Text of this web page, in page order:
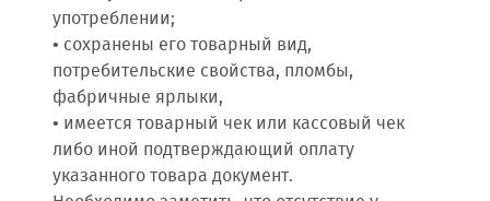
употреблении;
• сохранены его товарный вид,
потребительские свойства, пломбы,
фабричные ярлыки,
• имеется товарный чек или кассовый чек
либо иной подтверждающий оплату
указанного товара документ.